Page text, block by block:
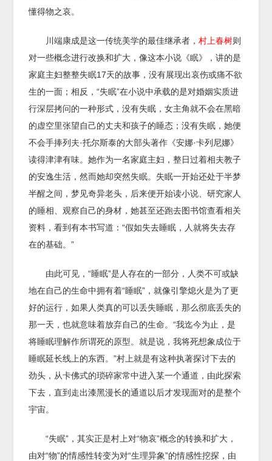
懂得物之哀。
川端康成是这一传统美学的最佳继承者，村上春树则
对一些概念进行改换和扩大，像这本小说《眠》，讲的是
家庭主妇整整失眠17天的故事，没有展现出哀伤或痛不欲
生的一面；相反，“失眠”在小说中承载的是对婚姻实质进
行深层拷问的一种形式，没有失眠，女主角就不会在黑暗
的虚空里张望自己的丈夫和孩子的睡态；没有失眠，她便
不会手捧列夫·托尔斯泰的大部头著作《安娜·卡列尼娜》
读得津津有味。她作为一名家庭主妇，整日过着相夫教子
的安逸生活，然而她却突然失眠。失眠一开始还处于半梦
半醒之间，梦见奇异老头，后来便开始读小说、研究家人
的睡相、观察自己的身材，她甚至还跑去图书馆查看相关
资料，看到有本书写道：“假如失去睡眠，人就将失去存
在的基础。”
由此可见，“睡眠”是人存在的一部分，人类不可或缺
地在自己的生命中拥有着“睡眠”，就像引擎熄火是为了更
好的运行，如果人类真的可以丢失睡眠，那么彻底丢失的
那一天，也就意味着放弃自己的生命。“我迄今为止，是
将睡眠理解作所谓死的原型。就是说，我将死想象成位于
睡眠延长线上的东西。”村上就是有这种执著探讨下去的
劲头，从卡佛式的琐碎家常中进入某一个通道，由此探索
下去，直到走出漆黑漫长的通道以后才发现面对的是整个
宇宙。
“失眠”，其实正是村上对“物哀”概念的转换和扩大，
由对“物”的情感性转变为对“生理异象”的情感性挖探，由